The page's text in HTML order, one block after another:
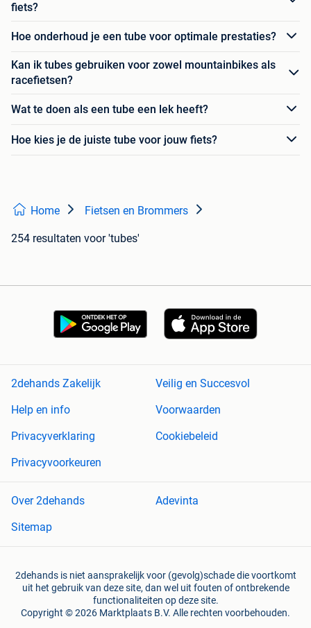
fiets?
Hoe onderhoud je een tube voor optimale prestaties?
Kan ik tubes gebruiken voor zowel mountainbikes als
racefietsen?
Wat te doen als een tube een lek heeft?
Hoe kies je de juiste tube voor jouw fiets?
Home Fietsen en Brommers
254 resultaten voor 'tubes'
2dehands Zakelijk
Veilig en Succesvol
Help en info
Voorwaarden
Privacyverklaring
Cookiebeleid
Privacyvoorkeuren
Over 2dehands
Adevinta
Sitemap
2dehands is niet aansprakelijk voor (gevolg)schade die voortkomt
uit het gebruik van deze site, dan wel uit fouten of ontbrekende
functionaliteiten op deze site.
Copyright © 2026 Marktplaats B.V. Alle rechten voorbehouden.